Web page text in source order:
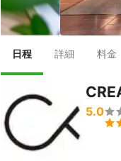
日程 詳細 料金
5.0